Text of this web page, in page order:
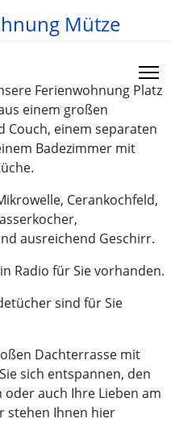
Mütze
Ferienwohnung Platz
einem großen
Couch, einem separaten
Badezimmer mit
Cerankochfeld,
ausreichend Geschirr.
Radio für Sie vorhanden.
sind für Sie
Dachterrasse mit
sich entspannen, den
auch Ihre Lieben am
stehen Ihnen hier